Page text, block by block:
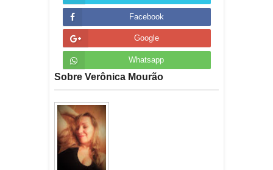
Facebook
Google
Whatsapp
Sobre Verônica Mourão